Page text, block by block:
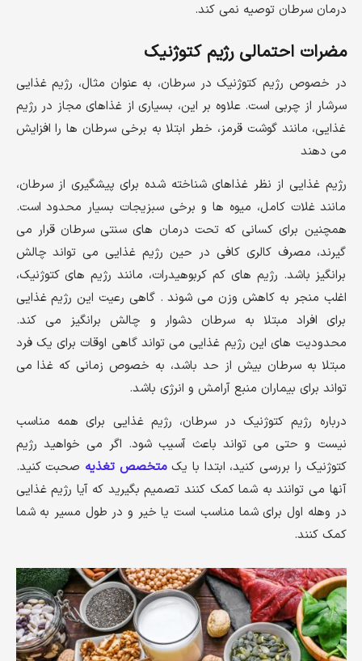
درمان سرطان توصیه نمی کند.
مضرات احتمالی رژیم کتوژنیک
در خصوص رژیم کتوژنیک در سرطان، به عنوان مثال، رژیم غذایی
سرشار از چربی است. علاوه بر این، بسیاری از غذاهای مجاز در رژیم
غذایی، مانند گوشت قرمز، خطر ابتلا به برخی سرطان ها را افزایش
می دهند
رژیم غذایی از نظر غذاهای شناخته شده برای پیشگیری از سرطان،
مانند غلات کامل، میوه ها و برخی سبزیجات بسیار محدود است.
همچنین برای کسانی که تحت درمان های سنتی سرطان قرار می
گیرند، مصرف کالری کافی در حین رژیم غذایی می تواند چالش
برانگیز باشد. رژیم های کم کربوهیدرات، مانند رژیم های کتوژنیک،
اغلب منجر به کاهش وزن می شوند . گاهی رعیت این رژیم غذایی
برای افراد مبتلا به سرطان دشوار و چالش برانگیز می کند.
محدودیت های این رژیم غذایی می تواند گاهی اوقات برای یک فرد
مبتلا به سرطان بیش از حد باشد، به خصوص زمانی که غذا می
تواند برای بیماران منبع آرامش و انرژی باشد.
درباره رژیم کتوژنیک در سرطان، رژیم غذایی برای همه مناسب
نیست و حتی می تواند باعث آسیب شود. اگر می خواهید رژیم
کتوژنیک را بررسی کنید، ابتدا با یکمتخصص تغذیه صحبت کنید.
آنها می توانند به شما کمک کنند تصمیم بگیرید که آیا رژیم غذایی
در وهله اول برای شما مناسب است یا خیر و در طول مسیر به شما
کمک کنند.